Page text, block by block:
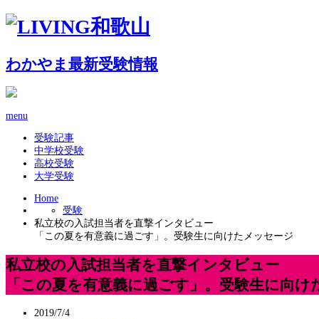
わかやま最新受験情報
menu
受験記事
中学校受験
高校受験
大学受験
Home
受験
私立校の入試担当者を直撃インタビュー
「この夏を有意義に過ごす」。受験生に向けたメッセージ
私立校の入試担当者を直撃インタビュー
「この夏を有意義に過ごす」。受験生に向け
2019/7/4